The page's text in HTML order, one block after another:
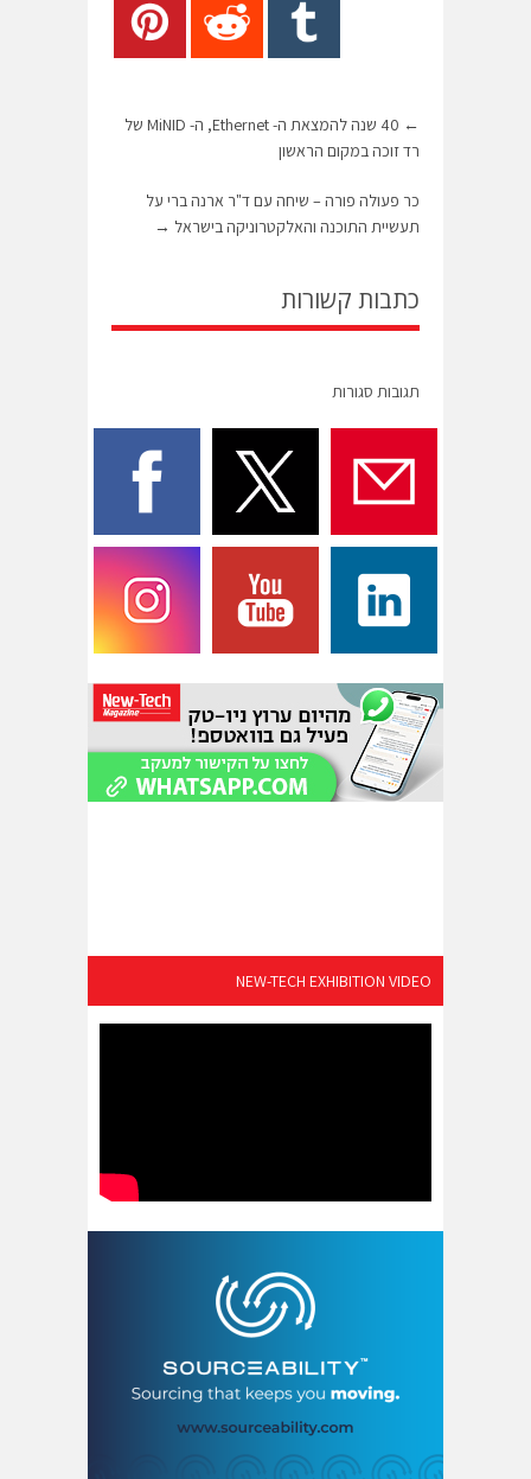
←
40 שנה להמצאת ה- Ethernet, ה- MiNID של
רד זוכה במקום הראשון
כר פעולה פורה – שיחה עם ד"ר ארנה ברי על
תעשיית התוכנה והאלקטרוניקה בישראל →
כתבות קשורות
תגובות סגורות
NEW-TECH EXHIBITION VIDEO